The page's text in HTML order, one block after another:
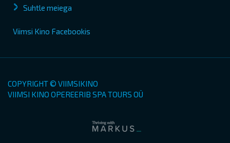
Suhtle meiega
Viimsi Kino Facebookis
COPYRIGHT © VIIMSIKINO
VIIMSI KINO OPEREERIB SPA TOURS OÜ